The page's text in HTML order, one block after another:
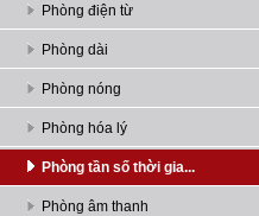
Phòng điện từ
Phòng dài
Phòng nóng
Phòng hóa lý
Phòng tần số thời gia...
Phòng âm thanh